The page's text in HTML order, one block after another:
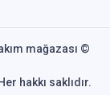
mağazası ©
hakkı saklıdır.